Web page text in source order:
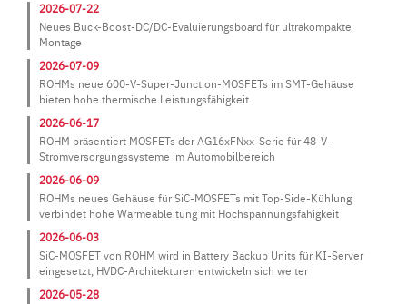
2026-07-22
Neues Buck-Boost-DC/DC-Evaluierungsboard für ultrakompakte
Montage
2026-07-09
ROHMs neue 600-V-Super-Junction-MOSFETs im SMT-Gehäuse
bieten hohe thermische Leistungsfähigkeit
2026-06-17
ROHM präsentiert MOSFETs der AG16xFNxx-Serie für 48-V-
Stromversorgungssysteme im Automobilbereich
2026-06-09
ROHMs neues Gehäuse für SiC-MOSFETs mit Top-Side-Kühlung
verbindet hohe Wärmeableitung mit Hochspannungsfähigkeit
2026-06-03
SiC-MOSFET von ROHM wird in Battery Backup Units für KI-Server
eingesetzt, HVDC-Architekturen entwickeln sich weiter
2026-05-28